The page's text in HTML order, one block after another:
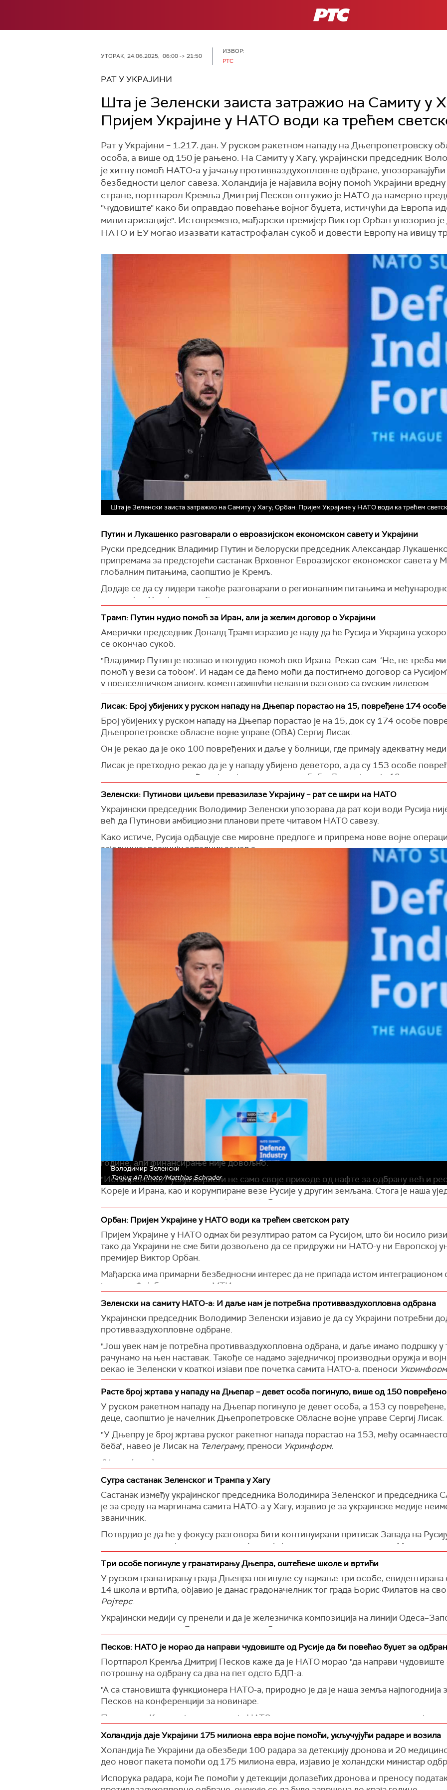
РТС
УТОРАК, 24.06.2025, 06:00 -> 21:50
ИЗВОР:
РТС
РАТ У УКРАЈИНИ
Шта је Зеленски заиста затражио на Самиту у
Пријем Украјине у НАТО води ка трећем
Рат у Украјини – 1.217. дан. У руском ракетном нападу на Дњепропетровску
особа, а више од 150 је рањено. На Самиту у Хагу, украјински председник
је хитну помоћ НАТО-а у јачању противваздухопловне одбране,
безбедности целог савеза. Холандија је најавила војну помоћ Украјини
стране, портпарол Кремља Дмитриј Песков оптужио је НАТО да намерно
"чудовиште" како би оправдао повећање војног буџета, истичући да Европа
милитаризације". Истовремено, мађарски премијер Виктор Орбан упозорио је
НАТО и ЕУ могао изазвати катастрофалан сукоб и довести Европу на ивицу
Шта је Зеленски заиста затражио на Самиту у Хагу; Орбан: Пријем Украјине у НАТО води ка трећем
Путин и Лукашенко разговарали о евроазијском економском савету и Украјини
Руски председник Владимир Путин и белоруски председник Александар
припремама за предстојећи састанак Врховног Евроазијског економског савета у
глобалним питањима, саопштио је Кремљ.
Додаје се да су лидери такође разговарали о регионалним питањима и
ситуацију у Украјини и на Блиском истоку.
Путин и Лукашенко су се сагласили да наставе пријатељску размену мишљења
председника у Минску, преноси
Истовремено, Телеграм канал близак прес служби председника Белорусије
разговарали о ''белоруско-руској унијској агенди – наставку реализације
(Интерфакс)
Трамп: Путин нудио помоћ за Иран, али ја желим договор о Украјини
Амерички председник Доналд Трамп изразио је наду да ће Русија и Украјина
се окончао сукоб.
"Владимир Путин је позвао и понудио помоћ око Ирана. Рекао сам: ‘Не, не треба
помоћ у вези са тобом’. И надам се да ћемо моћи да постигнемо договор са
у председничком авиону, коментаришући недавни разговор са руским лидером.
Он је истакао да оружани сукоб у Украјини „никада не би избио“ да се он налазио у
почео.
(Fox News)
Лисак: Број убијених у руском нападу на Дњепар порастао на 15, повређене 174 особе
Број убијених у руском нападу на Дњепар порастао је на 15, док су 174 особе
Дњепропетровске обласне војне управе (ОВА) Сергиј Лисак.
Он је рекао да је око 100 повређених и даље у болници, где примају адекватну
Лисак је претходно рекао да је у нападу убијено деветоро, а да су 153 особе
осамнаесторо деце, међу којима је шестомесечна беба. Додао је да је 12 људи
Градоначелник Дњепра Борис Филатов саопштио је да је у регионалном центру
једна стручна школа и музичка школа.
"Оштећене су и установе социјалне заштите, као и осам медицинских установа:
стоматолошка ординација", навео је он.
Филатов је напоменуо да се утврђују последице разарања у стамбеном сектору.
Зеленски: Путинови циљеви превазилазе Украјину – рат се шири на НАТО
Украјински председник Володимир Зеленски упозорава да рат који води Русија
већ да Путинови амбициозни планови прете читавом НАТО савезу.
Како истиче, Русија одбацује све мировне предлоге и припрема нове војне
заједничку реакцију западних земаља.
Наводи да је председник Русије Владимир Путин одбацио све мировне предлоге,
"Русија одбацује све мировне предлоге, укључујући и оне од Сједињених Држава.
то је чињеница. Можда свој политички опстанак повезује са способношћу да убија:
потврђују и наши обавештајни подаци", поручио је Зеленски у обраћању
Он тврди да Русија чак планира нове војне операције на територији НАТО-а.
"Овај рат је тренутно у току у Украјини и ми морамо добро да се припремимо, да
сада зауставио у Украјини, потребно је схватити да његови циљеви превазилазе
лидер.
Он је додао да европске земље морају да повећају издатке за одбрану, оценивши
"исправна одлука".
Такође је позвао на активнију подршку одбрамбеним способностима Украјине.
"Захваљујем свакој земљи, сваком лидеру који је већ одлучио да део националног
подршку Украјини. Ако свака европска земља издвоји барем 0,25 одсто свог БДП-а
који дају више, попут Холандије, Норвешке и Шведске, као и на тако снажним
преузела, онда ће се шансе за мир у Европи повећати", нагласио је Зеленски.
Према његовим речима, потенцијал украјинске одбрамбене производње премашио
"Наш потенцијал производње у одбрамбеној индустрији премашио је 35 милијарди
обухвата скоро 1.000 врста производа, од артиљерије и традиционалних
свих врста и ракета. Али око 40 одсто овог потенцијала нема одговарајуће
Он је напоменуо да Украјина може да произведе више од осам милиона дронова
године, али финансирање није довољно.
"Истовремено, Русија користи не само своје приходе од нафте за одбрану већ и
Кореје и Ирана, као и корумпиране везе Русије у другим земљама. Стога је наша
одговор на руску војну мрежу", додао је Зеленски.
Нагласио је да је Украјина отворена за различите облике сарадње у одбрамбеном
форума да повећају инвестиције у Украјини у заједничку производњу оружја.
"Све оружје које производимо постаће део новог, моћнијег европског система
је Зеленски.
Данас је у Хагу почео дводневни самит НАТО-а, где ће се разговарати о три главне
одбрану, изградњи одбрамбене производње и наставку помоћи Украјини.
(Танјуг)
Володимир Зеленски
Tanjug AP Photo/Matthias Schrader
Орбан: Пријем Украјине у НАТО води ка трећем светском рату
Пријем Украјине у НАТО одмах би резултирао ратом са Русијом, што би носило
тако да Украјини не сме бити дозвољено да се придружи ни НАТО-у ни Европској
премијер Виктор Орбан.
Мађарска има примарни безбедносни интерес да не припада истом интеграционом
је он на
Фејсбуку
, преноси МТИ.
Орбан је рекао да су међу потписницима недавно покренуте иницијативе мађарских
политичко размишљање људи са којима се заједно борио за слободу Мађара и
година.
"Из очигледних разлога, поштовање које је из овога произашло је од тада
даље обавезује. Зато објављујем следећи одговор", истакао је он.
Орбан је рекао да су потписници занемарили интересе Мађарске и да је њихова
рата између Русије и Украјине погрешна.
"Они, такође, греше у идентификовању интереса Европске уније. Ако ЕУ прихвати
тренутно резултирало отвореним ратом, а након прекида ватре то би довело до
Европе и Русије", нагласио је он.
Указао је да Украјини треба понудити облик сарадње који ће довести до окончања
Танјуг
Зеленски на самиту НАТО-а: И даље нам је потребна противваздухопловна одбрана
Украјински председник Володимир Зеленски изјавио је да су Украјини потребни
противваздухопловне одбране.
"Још увек нам је потребна противваздухопловна одбрана, и даље имамо подршку у
рачунамо на њен наставак. Такође се надамо заједничкој производњи оружја и
рекао је Зеленски у краткој изјави пре почетка самита НАТО-а, преноси Укринформ
Подсетио је да је јачање украјинске противваздухопловне одбране било
Вашингтону прошле године.
"Одлука Вашингтонског самита, који је одржан прошле године, веома је важна.
мења", рекао је Зеленски.
Зеленски је захвалио свим партнерима на подршци Украјини, а посебно
Рутеу.
(Укринформ)
Расте број жртава у нападу на Дњепар – девет особа погинуло, више од 150 повређено
У руском ракетном нападу на Дњепар погинуло је девет особа, а 153 су
деце, саопштио је начелник Дњепропетровске Обласне војне управе Сергиј Лисак.
"У Дњепру је број жртава руског ракетног напада порастао на 153, међу
беба", навео је Лисак на Телеграму, преноси Укринформ.
(Укринформ)
Сутра састанак Зеленског и Трампа у Хагу
Састанак између украјинског председника Володимира Зеленског и председника
је за среду на маргинама самита НАТО-а у Хагу, изјавио је за украјинске медије
званичник.
Потврдио је да ће у фокусу разговора бити континуирани притисак Запада на
снижавање продајне цене руске нафте која је кључни извор прихода за Москву и
Укринформ
На дневном реду разговора Зеленског и Трампа биће и куповина америчког
ПВО системе "патриот" неопходне за ефикасну одбрану украјинских градова од
Од доласка Доналда Трампа у Белу кућу САД нису пружиле готово никакву нову
је неименовани украјински званичник.
Три особе погинуле у гранатирању Дњепра, оштећене школе и вртићи
У руском гранатирању града Дњепра погинуле су најмање три особе,
14 школа и вртића, објавио је данас градоначелник тог града Борис Филатов на
Ројтерс.
Украјински медији су пренели и да је железничка композиција на линији
ракетном нападу на Дњепропетровску област.
"У руском ракетном нападу на Дњепропетровску област оштећен је воз број 52
Запорожје", наводи се у званичном саопштењу и додаје да су спасиоци и екипе
место ракетног удара.
Напомиње се да су сви путници брзо одведени у склониште где ће остати док је на
Дњепропетровској области.
(Танјуг
Песков: НАТО је морао да направи чудовиште од Русије да би повећао буџет за
Портпарол Кремља Дмитриј Песков каже да је НАТО морао "да направи чудовиште
потрошњу на одбрану са два на пет одсто БДП-а.
"А са становишта функционера НАТО-а, природно је да је наша земља најпогоднија
Песков на конференцији за новинаре.
Портпарол Кремља је оценио да је НАТО на путу неограничене милитаризације,
"Алијанса се самоуверено креће путем неограничене милитаризације, Европа се
милитаризације. То је реалност која нас окружује, то је реалност коју имамо у виду",
Песков је рекао да је узалудно покушавати да се Западу каже да нема претње од
новинара да прокоментарише изјаву генералног секретара НАТО-а Марка Рутеа да
нападне земље Алијансе.
Холандија даје Украјини 175 милиона евра војне помоћи, укључујући радаре и возила
Холандија ће Украјини да обезбеди 100 радара за детекцију дронова и 20
део новог пакета помоћи од 175 милиона евра, изјавио је холандски министар
Испорука радара, који ће помоћи у детекцији долазећих дронова и преносу